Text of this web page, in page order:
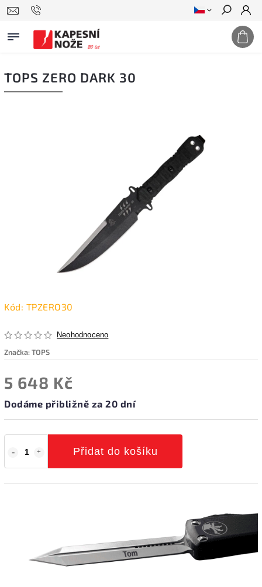
Hledat
TOPS ZERO DARK 30
Kód: TPZERO30
Neohodnoceno
Značka:TOPS
5 648 Kč
Dodáme přibližně za 20 dní
Přidat do košíku